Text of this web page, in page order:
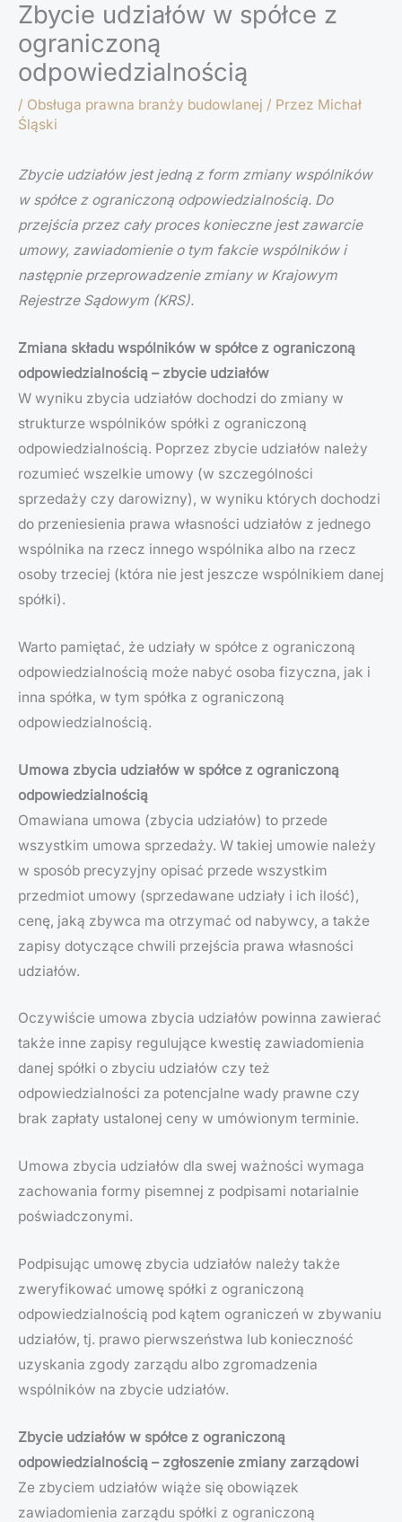
Zbycie udziałów w spółce z
ograniczoną
odpowiedzialnością
/ Obsługa prawna branży budowlanej / Przez Michał
Śląski
Zbycie udziałów jest jedną z form zmiany wspólników
w spółce z ograniczoną odpowiedzialnością. Do
przejścia przez cały proces konieczne jest zawarcie
umowy, zawiadomienie o tym fakcie wspólników i
następnie przeprowadzenie zmiany w Krajowym
Rejestrze Sądowym (KRS).
Zmiana składu wspólników w spółce z ograniczoną
odpowiedzialnością – zbycie udziałów
W wyniku zbycia udziałów dochodzi do zmiany w
strukturze wspólników spółki z ograniczoną
odpowiedzialnością. Poprzez zbycie udziałów należy
rozumieć wszelkie umowy (w szczególności
sprzedaży czy darowizny), w wyniku których dochodzi
do przeniesienia prawa własności udziałów z jednego
wspólnika na rzecz innego wspólnika albo na rzecz
osoby trzeciej (która nie jest jeszcze wspólnikiem danej
spółki).
Warto pamiętać, że udziały w spółce z ograniczoną
odpowiedzialnością może nabyć osoba fizyczna, jak i
inna spółka, w tym spółka z ograniczoną
odpowiedzialnością.
Umowa zbycia udziałów w spółce z ograniczoną
odpowiedzialnością
Omawiana umowa (zbycia udziałów) to przede
wszystkim umowa sprzedaży. W takiej umowie należy
w sposób precyzyjny opisać przede wszystkim
przedmiot umowy (sprzedawane udziały i ich ilość),
cenę, jaką zbywca ma otrzymać od nabywcy, a także
zapisy dotyczące chwili przejścia prawa własności
udziałów.
Oczywiście umowa zbycia udziałów powinna zawierać
także inne zapisy regulujące kwestię zawiadomienia
danej spółki o zbyciu udziałów czy też
odpowiedzialności za potencjalne wady prawne czy
brak zapłaty ustalonej ceny w umówionym terminie.
Umowa zbycia udziałów dla swej ważności wymaga
zachowania formy pisemnej z podpisami notarialnie
poświadczonymi.
Podpisując umowę zbycia udziałów należy także
zweryfikować umowę spółki z ograniczoną
odpowiedzialnością pod kątem ograniczeń w zbywaniu
udziałów, tj. prawo pierwszeństwa lub konieczność
uzyskania zgody zarządu albo zgromadzenia
wspólników na zbycie udziałów.
Zbycie udziałów w spółce z ograniczoną
odpowiedzialnością – zgłoszenie zmiany zarządowi
Ze zbyciem udziałów wiąże się obowiązek
zawiadomienia zarządu spółki z ograniczoną